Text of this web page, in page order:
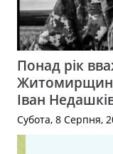
Понад рік
Іван
Субота, 8 Серпня,